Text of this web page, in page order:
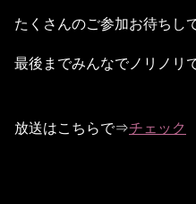
たくさんのご参加お待ちし
最後までみんなでノリノリ
放送はこちらで⇒チェック